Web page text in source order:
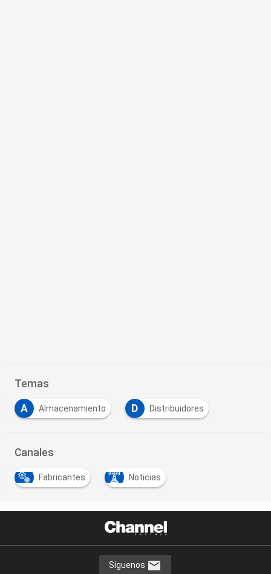
Temas
A Almacenamiento D Distribuidores
Canales
Fabricantes Noticias
Síguenos